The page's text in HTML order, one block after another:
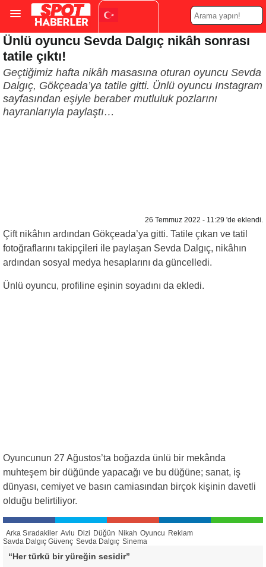
Turkish
Ünlü oyuncu Sevda Dalgıç nikâh sonrası
tatile çıktı!
Geçtiğimiz hafta nikâh masasına oturan oyuncu Sevda
Dalgıç, Gökçeada’ya tatile gitti. Ünlü oyuncu Instagram
sayfasından eşiyle beraber mutluluk pozlarını
hayranlarıyla paylaştı…
26 Temmuz 2022 - 11:29 'de eklendi.
Çift nikâhın ardından Gökçeada’ya gitti. Tatile çıkan ve tatil
fotoğraflarını takipçileri ile paylaşan Sevda Dalgıç, nikâhın
ardından sosyal medya hesaplarını da güncelledi.
Ünlü oyuncu, profiline eşinin soyadını da ekledi.
Oyuncunun 27 Ağustos’ta boğazda ünlü bir mekânda
muhteşem bir düğünde yapacağı ve bu düğüne; sanat, iş
dünyası, cemiyet ve basın camiasından birçok kişinin davetli
olduğu belirtiliyor.
Arka Sıradakiler Avlu Dizi Düğün Nikah Oyuncu Reklam
Savda Dalgıç Güvenç Sevda Dalgıç Sinema
“Her türkü bir yüreğin sesidir”